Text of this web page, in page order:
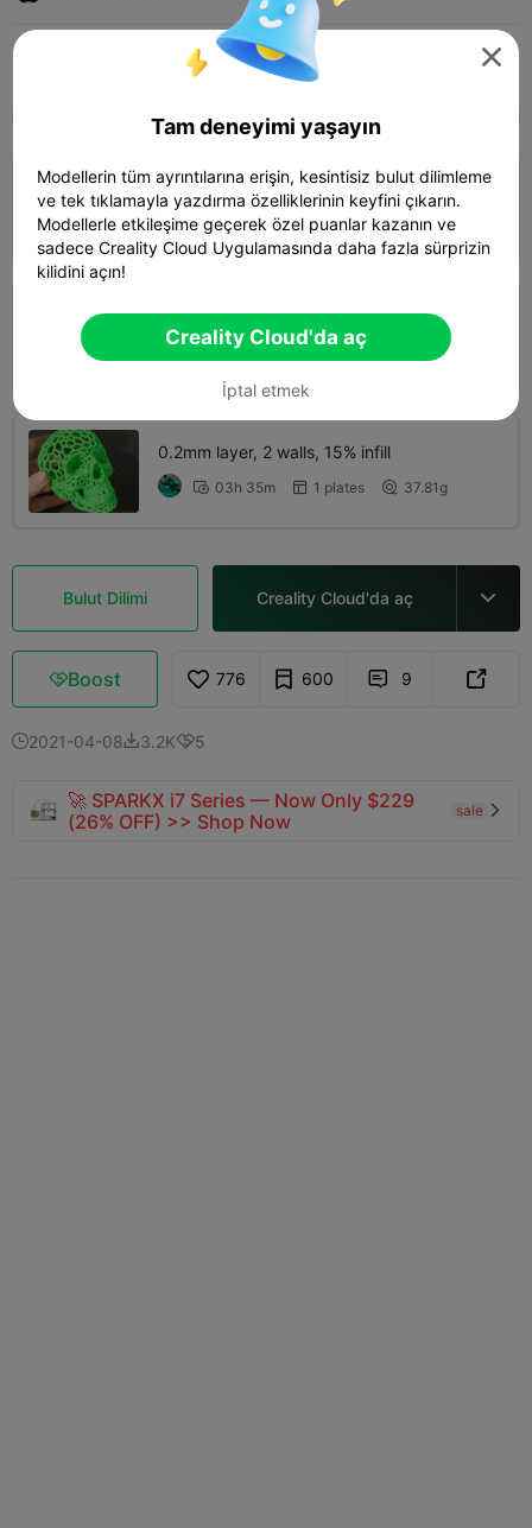
Ekle Household Lighting & Lamps 
K2 Plus K2 Pro K2
0.2mm layer, 2 walls, 15% infill
 05h 04m  1 plates  39.39g
 4.0
37.87g
0.2mm layer, 2 walls, 15% infill
 03h 35m  1 plates  37.81g
Bulut Dilimi Creality Cloud'da aç 
Boost 776 600  9 
2021-04-083.2K5
🚀 SPARKX i7 Series — Now Only $229
(26% OFF) >> Shop Now
sale 

Tam deneyimi yaşayın
Modellerin tüm ayrıntılarına erişin, kesintisiz bulut dilimleme
ve tek tıklamayla yazdırma özelliklerinin keyfini çıkarın.
Modellerle etkileşime geçerek özel puanlar kazanın ve
sadece Creality Cloud Uygulamasında daha fazla sürprizin
kilidini açın!
Creality Cloud'da aç
İptal etmek